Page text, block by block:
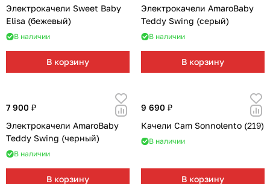
Электрокачели Sweet Baby
Elisa (бежевый)
В наличии
В корзину
Электрокачели AmaroBaby
Teddy Swing (серый)
В наличии
В корзину
7 900 ₽
Электрокачели AmaroBaby
Teddy Swing (черный)
В наличии
В корзину
9 690 ₽
Качели Cam Sonnolento (219)
В наличии
В корзину